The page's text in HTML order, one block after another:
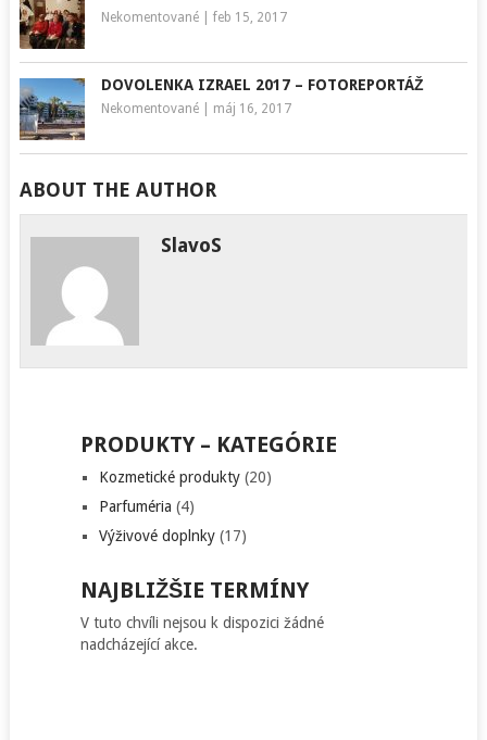
Nekomentované| feb 15, 2017
DOVOLENKA IZRAEL 2017 – FOTOREPORTÁŽ
Nekomentované| máj 16, 2017
ABOUT THE AUTHOR
SlavoS
PRODUKTY – KATEGÓRIE
Kozmetické produkty (20)
Parfuméria (4)
Výživové doplnky (17)
NAJBLIŽŠIE TERMÍNY
V tuto chvíli nejsou k dispozici žádné
nadcházející akce.